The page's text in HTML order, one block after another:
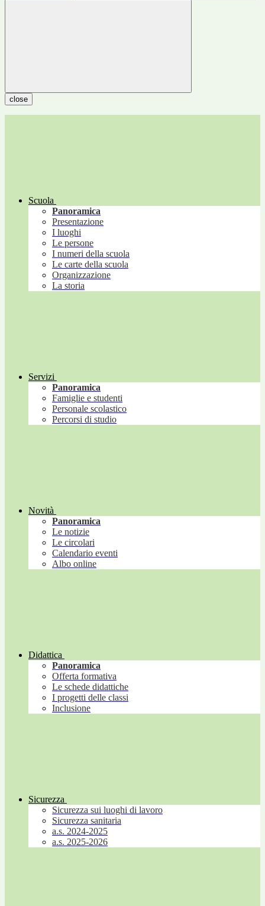
close
Scuola
Panoramica
Presentazione
I luoghi
Le persone
I numeri della scuola
Le carte della scuola
Organizzazione
La storia
Servizi
Panoramica
Famiglie e studenti
Personale scolastico
Percorsi di studio
Novità
Panoramica
Le notizie
Le circolari
Calendario eventi
Albo online
Didattica
Panoramica
Offerta formativa
Le schede didattiche
I progetti delle classi
Inclusione
Sicurezza
Sicurezza sui luoghi di lavoro
Sicurezza sanitaria
a.s. 2024-2025
a.s. 2025-2026